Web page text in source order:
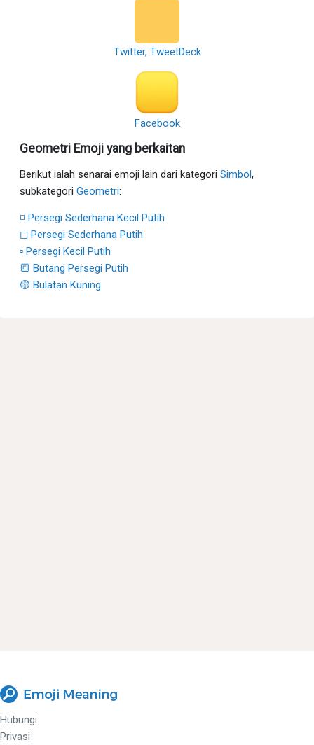
Twitter, TweetDeck
Facebook
Geometri Emoji yang berkaitan
Berikut ialah senarai emoji lain dari kategori Simbol,
subkategori Geometri:
◽ Persegi Sederhana Kecil Putih
◻ Persegi Sederhana Putih
▫ Persegi Kecil Putih
🔳 Butang Persegi Putih
🟡 Bulatan Kuning
Hubungi
Privasi